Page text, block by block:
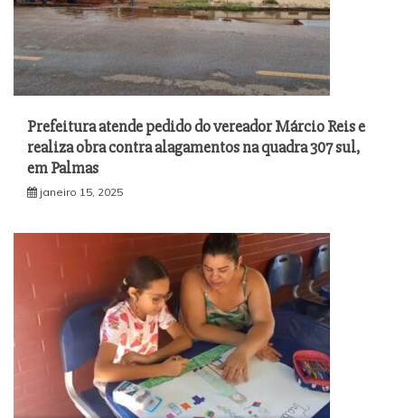
Prefeitura atende pedido do vereador Márcio Reis e
realiza obra contra alagamentos na quadra 307 sul,
em Palmas
janeiro 15, 2025